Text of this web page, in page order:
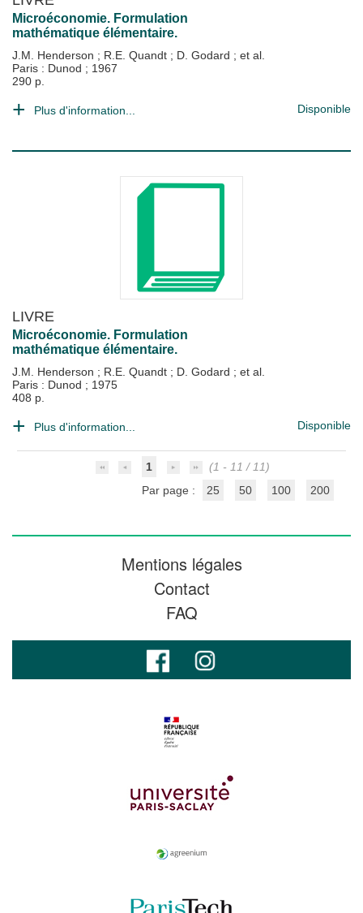
Microéconomie. Formulation
mathématique élémentaire.
J.M. Henderson ; R.E. Quandt ; D. Godard ; et al.
Paris : Dunod ; 1967
290 p.
Plus d'information... Disponible
LIVRE
Microéconomie. Formulation
mathématique élémentaire.
J.M. Henderson ; R.E. Quandt ; D. Godard ; et al.
Paris : Dunod ; 1975
408 p.
Plus d'information... Disponible
1
(1 - 11 / 11)
Par page :
25 50 100 200
Mentions légales
Contact
FAQ